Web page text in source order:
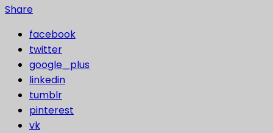
Share
facebook
twitter
google_plus
linkedin
tumblr
pinterest
vk